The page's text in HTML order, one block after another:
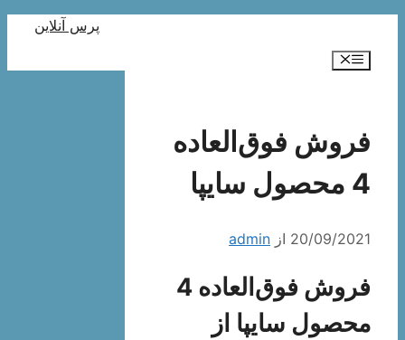
پرس آنلاین
فهرست
فروش فوق‌العاده
4 محصول سایپا
20/09/2021 از admin
فروش فوق‌العاده 4
محصول سایپا از